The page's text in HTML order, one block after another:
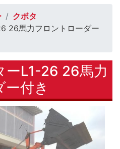
クボタ
26馬力フロントローダー
ーL1-26 26馬力
付き